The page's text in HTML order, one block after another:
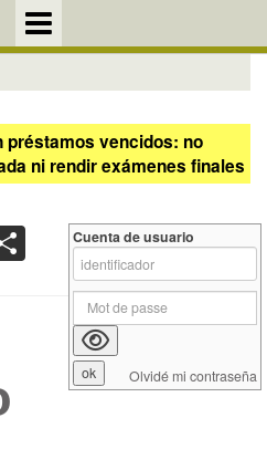
préstamos vencidos: no
ni rendir exámenes finales
Cuenta de usuario
Olvidé mi contraseña